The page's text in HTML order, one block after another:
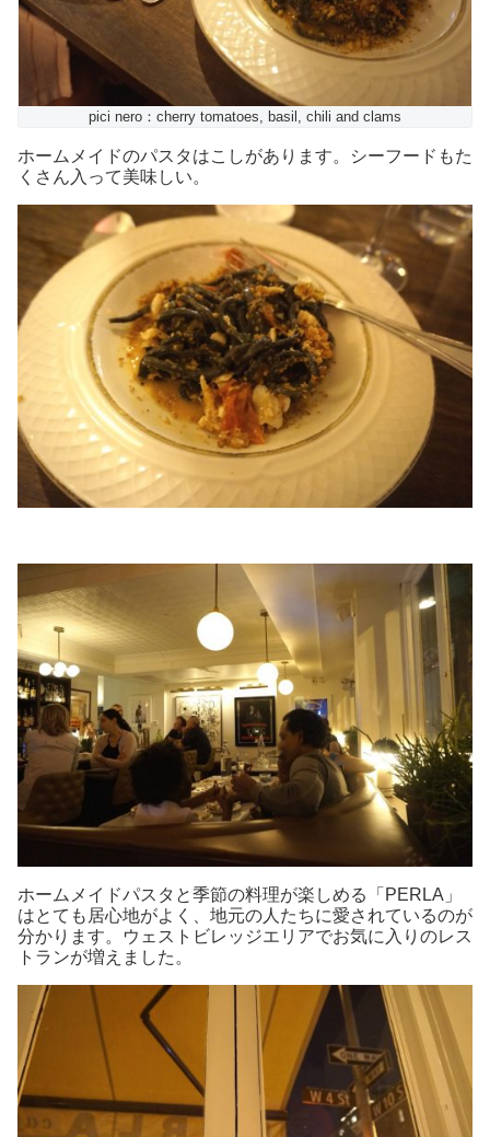
pici nero：cherry tomatoes, basil, chili and clams
ホームメイドのパスタはこしがあります。シーフードもた
くさん入って美味しい。
ホームメイドパスタと季節の料理が楽しめる「PERLA」
はとても居心地がよく、地元の人たちに愛されているのが
分かります。ウェストビレッジエリアでお気に入りのレス
トランが増えました。